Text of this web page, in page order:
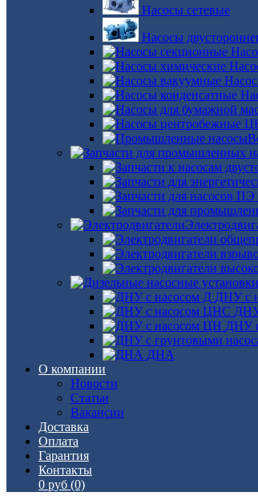
Насосы сетевые
Насосы
ДНУ с
ДНУ
ДНА
О компании
Новости
Статьи
Вакансии
Доставка
Оплата
Гарантия
Контакты
0 руб (0)